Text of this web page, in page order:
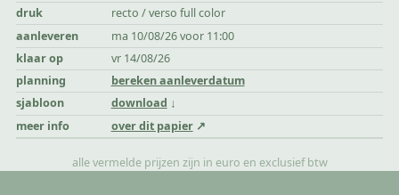
druk
recto / verso full color
aanleveren
ma 10/08/26 voor 11:00
klaar op
vr 14/08/26
planning
bereken aanleverdatum
sjabloon
download
meer info
over dit papier
alle vermelde prijzen zijn in euro en exclusief btw